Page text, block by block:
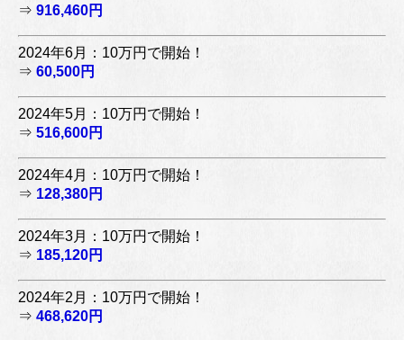
⇒ 916,460円
2024年6月：10万円で開始！
⇒ 60,500円
2024年5月：10万円で開始！
⇒ 516,600円
2024年4月：10万円で開始！
⇒ 128,380円
2024年3月：10万円で開始！
⇒ 185,120円
2024年2月：10万円で開始！
⇒ 468,620円